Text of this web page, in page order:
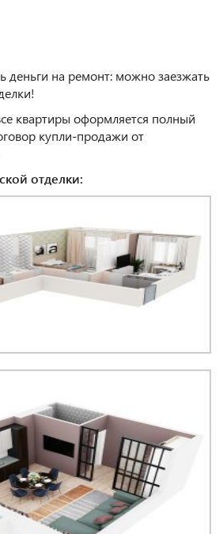
деньги на ремонт: можно заезжать
квартиры оформляется полный
купли-продажи от
отделки: